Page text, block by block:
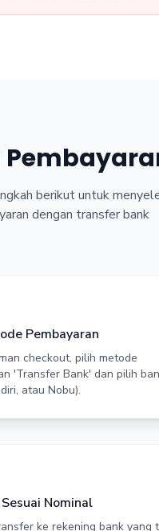
berikut untuk
dengan transfer bank
Pembayaran
checkout, pilih metode
'Transfer Bank' dan pilih
atau Nobu).
Nominal
ke rekening bank yang